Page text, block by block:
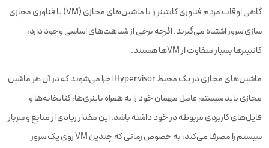
گاهی اوقات مردم فناوری کانتینر را با ماشین‌های مجازی (VM) یا فناوری مجازی
سازی سرور اشتباه می‌گیرند. اگرچه برخی از شباهت‌های اساسی وجود دارد،
کانتینرها بسیار متفاوت از VM‌ها هستند.
ماشین‌های مجازی در یک محیط Hypervisor اجرا می‌شوند که در آن هر ماشین
مجازی باید سیستم عامل مهمان خود را به همراه باینری‌ها، کتابخانه‌ها و
فایل‌های کاربردی مربوطه در خود داشته باشد. این مقدار زیادی از منابع و سربار
سیستم را مصرف می‌کند، به خصوص زمانی که چندین VM روی یک سرور